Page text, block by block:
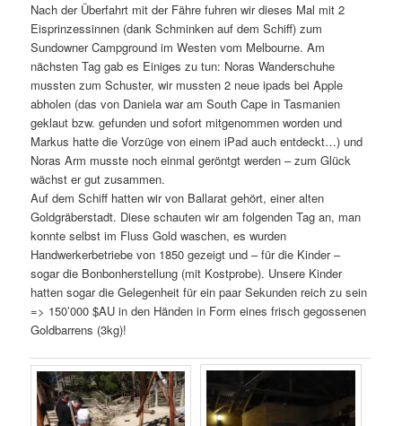
Nach der Überfahrt mit der Fähre fuhren wir dieses Mal mit 2
Eisprinzessinnen (dank Schminken auf dem Schiff) zum
Sundowner Campground im Westen vom Melbourne. Am
nächsten Tag gab es Einiges zu tun: Noras Wanderschuhe
mussten zum Schuster, wir mussten 2 neue ipads bei Apple
abholen (das von Daniela war am South Cape in Tasmanien
geklaut bzw. gefunden und sofort mitgenommen worden und
Markus hatte die Vorzüge von einem iPad auch entdeckt…) und
Noras Arm musste noch einmal geröntgt werden – zum Glück
wächst er gut zusammen.
Auf dem Schiff hatten wir von Ballarat gehört, einer alten
Goldgräberstadt. Diese schauten wir am folgenden Tag an, man
konnte selbst im Fluss Gold waschen, es wurden
Handwerkerbetriebe von 1850 gezeigt und – für die Kinder –
sogar die Bonbonherstellung (mit Kostprobe). Unsere Kinder
hatten sogar die Gelegenheit für ein paar Sekunden reich zu sein
=> 150’000 $AU in den Händen in Form eines frisch gegossenen
Goldbarrens (3kg)!